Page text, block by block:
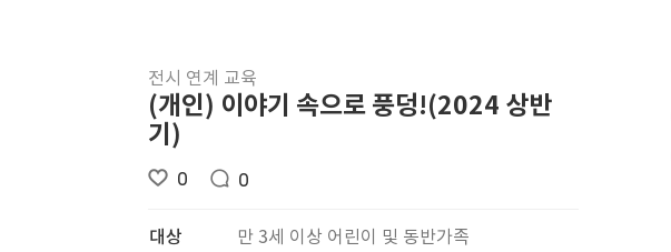
전시 연계 교육
(개인) 이야기 속으로 풍덩!(2024 상반
기)
0 0
대상
만 3세 이상 어린이 및 동반가족